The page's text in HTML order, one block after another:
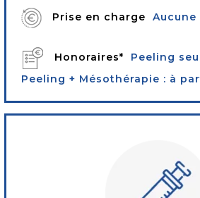
Prise en charge Aucune
Honoraires*
Peeling
Peeling + Mésothérapie : à